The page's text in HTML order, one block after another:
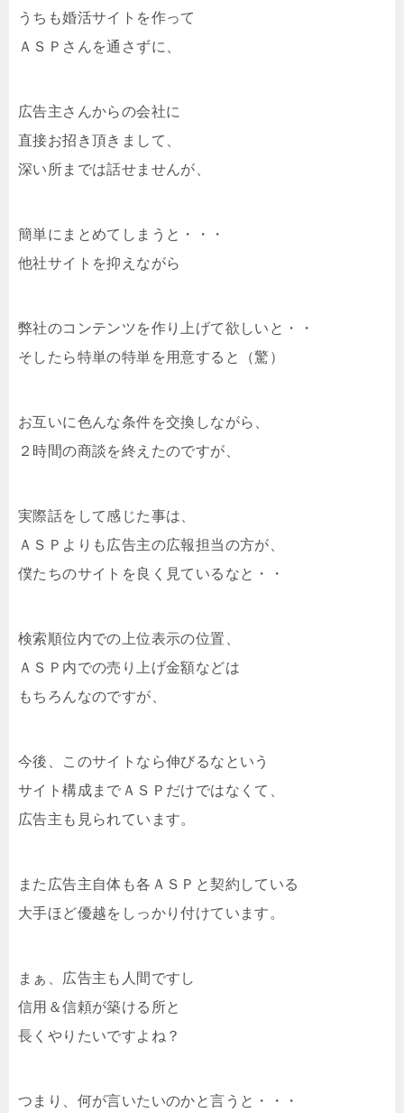
うちも婚活サイトを作って
ＡＳＰさんを通さずに、
広告主さんからの会社に
直接お招き頂きまして、
深い所までは話せませんが、
簡単にまとめてしまうと・・・
他社サイトを抑えながら
弊社のコンテンツを作り上げて欲しいと・・
そしたら特単の特単を用意すると（驚）
お互いに色んな条件を交換しながら、
２時間の商談を終えたのですが、
実際話をして感じた事は、
ＡＳＰよりも広告主の広報担当の方が、
僕たちのサイトを良く見ているなと・・
検索順位内での上位表示の位置、
ＡＳＰ内での売り上げ金額などは
もちろんなのですが、
今後、このサイトなら伸びるなという
サイト構成までＡＳＰだけではなくて、
広告主も見られています。
また広告主自体も各ＡＳＰと契約している
大手ほど優越をしっかり付けています。
まぁ、広告主も人間ですし
信用＆信頼が築ける所と
長くやりたいですよね？
つまり、何が言いたいのかと言うと・・・